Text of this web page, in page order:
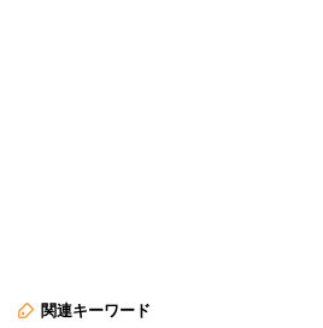
関連キーワード